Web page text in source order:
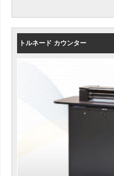
トルネード カウンター